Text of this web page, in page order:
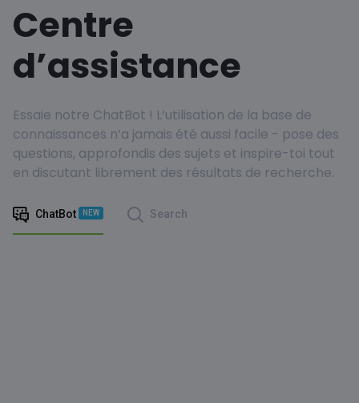
Centre
d’assistance
Essaie notre ChatBot ! L’utilisation de la base de
connaissances n’a jamais été aussi facile - pose des
questions, approfondis des sujets et inspire-toi tout
en discutant librement des résultats de recherche.
ChatBot NEW Search